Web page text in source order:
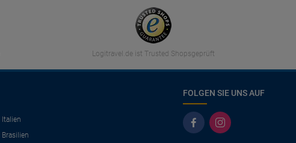
Logitravel.de ist Trusted Shopsgeprüft
Italien
Brasilien
FOLGEN SIE UNS AUF